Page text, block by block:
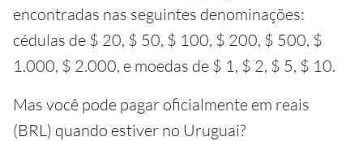
encontradas nas seguintes denominações:
cédulas de $ 20, $ 50, $ 100, $ 200, $ 500, $
1.000, $ 2.000, e moedas de $ 1, $ 2, $ 5, $ 10.
Mas você pode pagar oficialmente em reais
(BRL) quando estiver no Uruguai?